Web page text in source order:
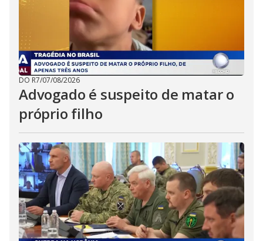
DO R7/07/08/2026
Advogado é suspeito de matar o
próprio filho